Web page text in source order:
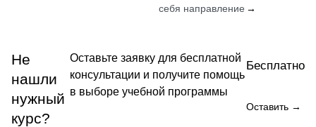
себя направление →
Не
нашли
нужный
курс?
Оставьте заявку для бесплатной
консультации и получите помощь
в выборе учебной программы
Бесплатно
Оставить →